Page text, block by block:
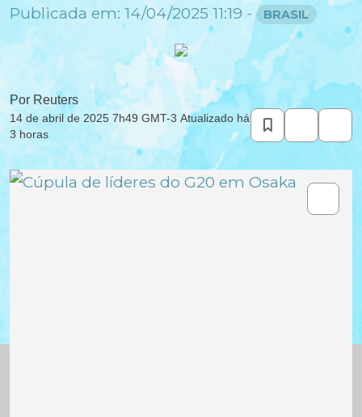
Publicada em: 14/04/2025 11:19 - BRASIL
Por Reuters
14 de abril de 2025 7h49 GMT-3 Atualizado há
3 horas